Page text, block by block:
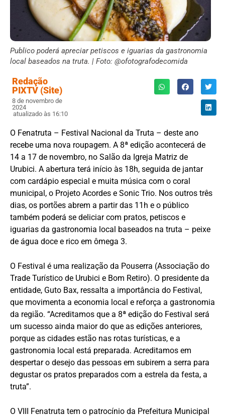
Publico poderá apreciar petiscos e iguarias da gastronomia
local baseados na truta. | Foto: @ofotografodecomida
Redação
PIXTV (Site)
8 de novembro de
2024
atualizado às 16:10
O Fenatruta – Festival Nacional da Truta – deste ano
recebe uma nova roupagem. A 8ª edição acontecerá de
14 a 17 de novembro, no Salão da Igreja Matriz de
Urubici. A abertura terá início às 18h, seguida de jantar
com cardápio especial e muita música com o coral
municipal, o Projeto Acordes e Sonic Trio. Nos outros três
dias, os portões abrem a partir das 11h e o público
também poderá se deliciar com pratos, petiscos e
iguarias da gastronomia local baseados na truta – peixe
de água doce e rico em ômega 3.
O Festival é uma realização da Pouserra (Associação do
Trade Turístico de Urubici e Bom Retiro). O presidente da
entidade, Guto Bax, ressalta a importância do Festival,
que movimenta a economia local e reforça a gastronomia
da região. “Acreditamos que a 8ª edição do Festival será
um sucesso ainda maior do que as edições anteriores,
porque as cidades estão nas rotas turísticas, e a
gastronomia local está preparada. Acreditamos em
despertar o desejo das pessoas em subirem a serra para
degustar os pratos preparados com a estrela da festa, a
truta”.
O VIII Fenatruta tem o patrocínio da Prefeitura Municipal